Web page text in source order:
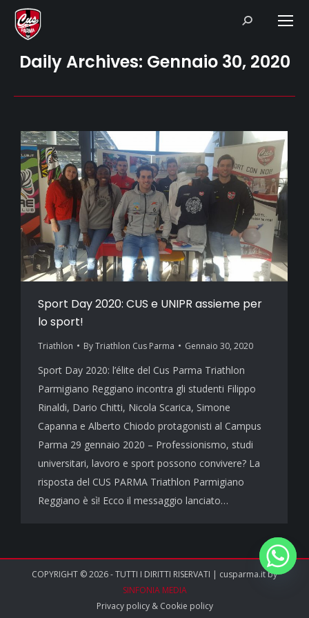
Search:
Daily Archives: Gennaio 30, 2020
Sport Day 2020: CUS e UNIPR assieme per
lo sport!
Triathlon ByTriathlon Cus Parma Gennaio 30, 2020
Sport Day 2020: l’élite del Cus Parma Triathlon
Parmigiano Reggiano incontra gli studenti Filippo
Rinaldi, Dario Chitti, Nicola Scarica, Simone
Capanna e Alberto Chiodo protagonisti al Campus
Parma 29 gennaio 2020 – Professionismo, studi
universitari, lavoro e sport possono convivere? La
risposta del CUS PARMA Triathlon Parmigiano
Reggiano è sì! Ecco il messaggio lanciato…
COPYRIGHT © 2026 - TUTTI I DIRITTI RISERVATI | cusparma.it by
SINFONIA MEDIA
Privacy policy& Cookie policy